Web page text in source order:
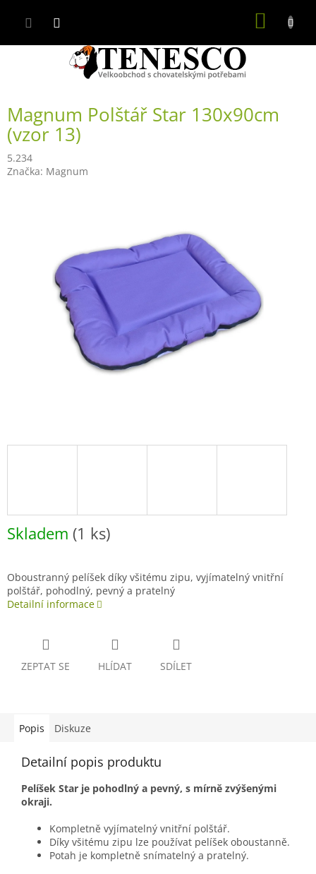
Magnum Polštář Star 130x90cm
(vzor 13)
5.234
Značka: Magnum
Skladem (1 ks)
Oboustranný pelíšek díky všitému zipu, vyjímatelný vnitřní
polštář, pohodlný, pevný a pratelný
Detailní informace
ZEPTAT SE HLÍDAT SDÍLET
Popis Diskuze
Detailní popis produktu
Pelíšek Star je pohodlný a pevný, s mírně zvýšenými
okraji.
Kompletně vyjímatelný vnitřní polštář.
Díky všitému zipu lze používat pelíšek oboustanně.
Potah je kompletně snímatelný a pratelný.